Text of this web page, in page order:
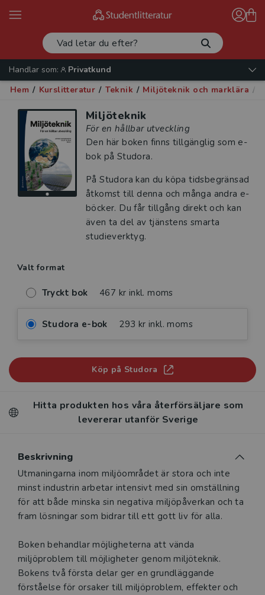
Handlar som:
Privatkund
Hem / Kurslitteratur / Teknik / Miljöteknik och marklära /
Miljöteknik
För en hållbar utveckling
Den här boken finns tillgänglig som e-
bok på Studora.
På Studora kan du köpa tidsbegränsad
åtkomst till denna och många andra e-
böcker. Du får tillgång direkt och kan
även ta del av tjänstens smarta
studieverktyg.
Valt format
Tryckt bok 467 kr inkl. moms
Studora e-bok 293 kr inkl. moms
Köp på Studora
Hitta produkten hos våra återförsäljare som
levererar utanför Sverige
Beskrivning
Beskrivning
Utmaningarna inom miljöområdet är stora och inte
minst industrin arbetar intensivt med sin omställning
för att både minska sin negativa miljöpåverkan och ta
fram lösningar som bidrar till ett gott liv för alla.
Boken behandlar möjligheterna att vända
miljöproblem till möjligheter genom miljöteknik.
Bokens två första delar ger en grundläggande
förståelse för orsaker till miljöproblem, effekter och